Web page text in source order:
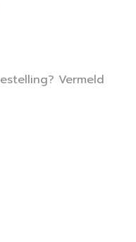
Vermeld